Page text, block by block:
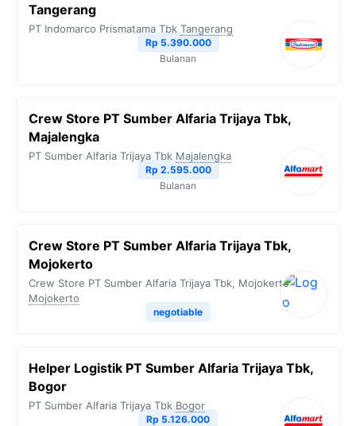
Tangerang
PT Indomarco Prismatama Tbk Tangerang
Rp 5.390.000
Bulanan
Crew Store PT Sumber Alfaria Trijaya Tbk,
Majalengka
PT Sumber Alfaria Trijaya Tbk Majalengka
Rp 2.595.000
Bulanan
Crew Store PT Sumber Alfaria Trijaya Tbk,
Mojokerto
Crew Store PT Sumber Alfaria Trijaya Tbk, Mojokerto
Mojokerto
negotiable
Helper Logistik PT Sumber Alfaria Trijaya Tbk,
Bogor
PT Sumber Alfaria Trijaya Tbk Bogor
Rp 5.126.000